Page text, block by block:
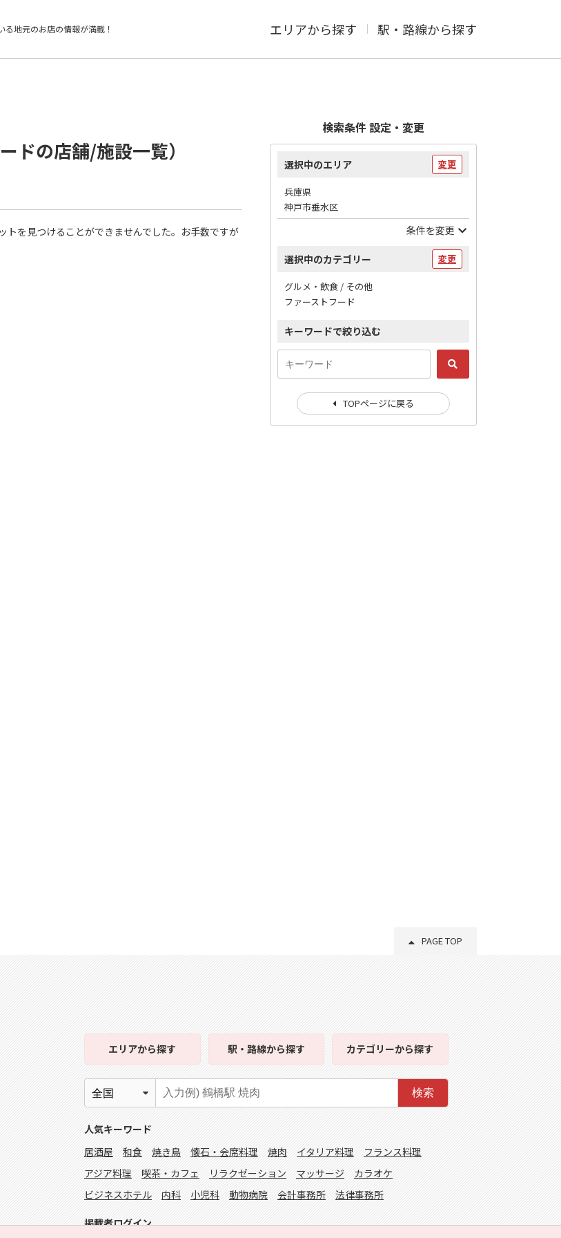
る地元のお店の情報が満載！ エリアから探す 駅・路線から探す
ドの店舗/施設一覧）
を見つけることができませんでした。お手数ですが
検索条件 設定・変更
選択中のエリア 変更
兵庫県
神戸市垂水区
条件を変更
選択中のカテゴリー 変更
グルメ・飲食 / その他
ファーストフード
キーワードで絞り込む
TOPページに戻る
PAGE TOP
エリアから探す 駅・路線から探す カテゴリーから探す
検索
人気キーワード
居酒屋
和食 焼き鳥 懐石・会席料理 焼肉 イタリア料理
フランス料理
アジア料理
喫茶・カフェ リラクゼーション マッサージ
カラオケ
ビジネスホテル
内科 小児科 動物病院 会計事務所 法律事務所
掲載者ログイン